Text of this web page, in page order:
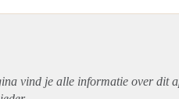
vind je alle informatie over dit